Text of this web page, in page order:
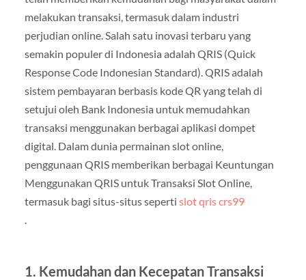
melakukan transaksi, termasuk dalam industri
perjudian online. Salah satu inovasi terbaru yang
semakin populer di Indonesia adalah QRIS (Quick
Response Code Indonesian Standard). QRIS adalah
sistem pembayaran berbasis kode QR yang telah di
setujui oleh Bank Indonesia untuk memudahkan
transaksi menggunakan berbagai aplikasi dompet
digital. Dalam dunia permainan slot online,
penggunaan QRIS memberikan berbagai Keuntungan
Menggunakan QRIS untuk Transaksi Slot Online,
termasuk bagi situs-situs seperti slot qris crs99
.
1. Kemudahan dan Kecepatan Transaksi